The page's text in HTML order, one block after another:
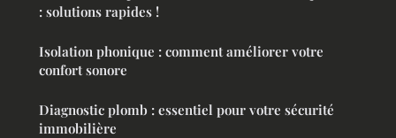
: solutions rapides !
Isolation phonique : comment améliorer votre
confort sonore
Diagnostic plomb : essentiel pour votre sécurité
immobilière